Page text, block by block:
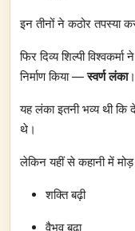
इन तीनों ने कठोर तपस्या
फिर दिव्य शिल्पी
निर्माण किया —स्वर्ण लंका।
यह लंका इतनी भव्य थी
थे।
लेकिन यहीं से कहानी में
शक्ति बढ़ी
वैभव बढ़ा